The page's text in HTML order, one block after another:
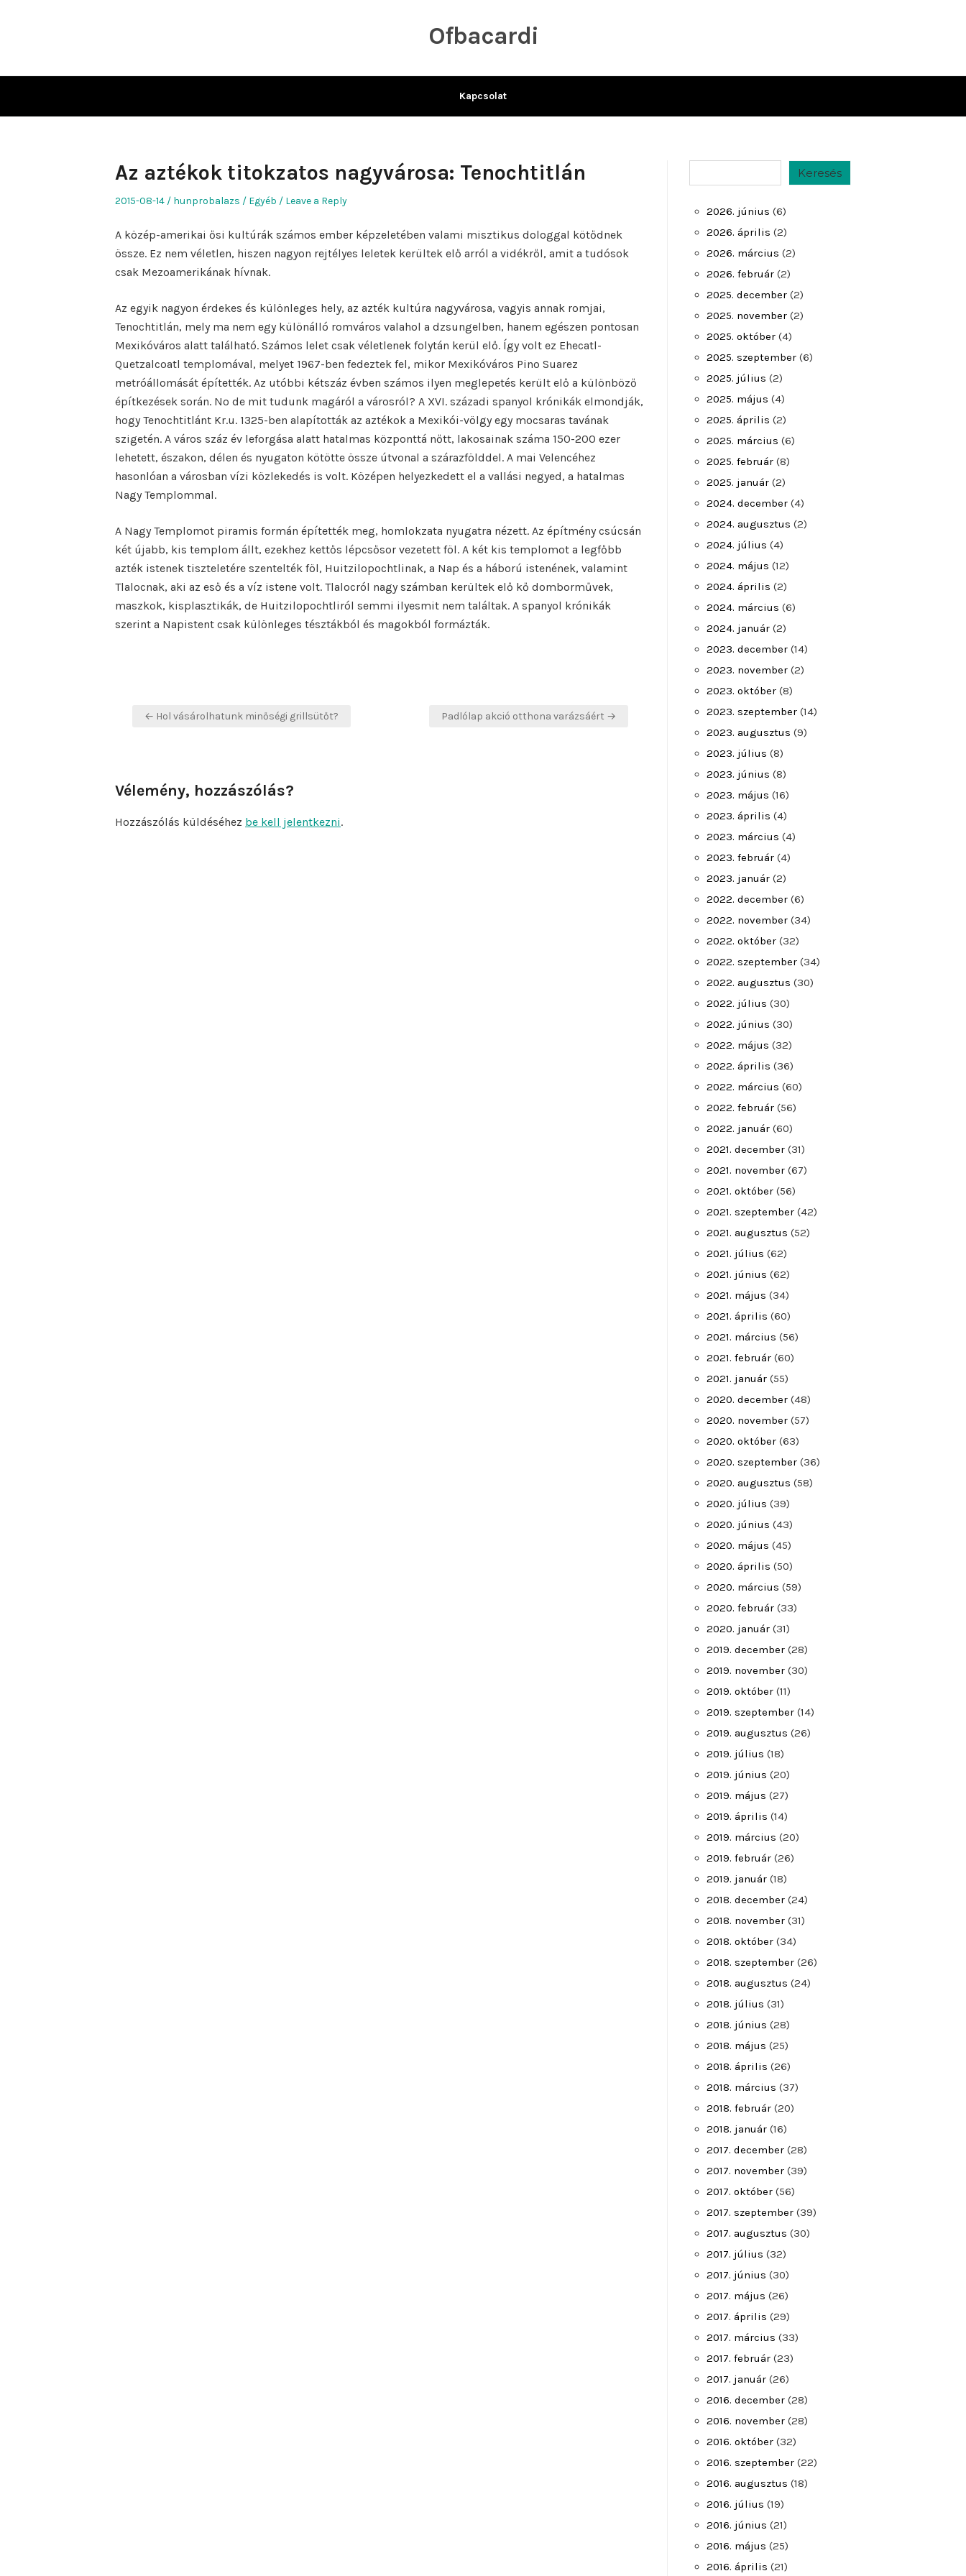
Ofbacardi
Kapcsolat
Az aztékok titokzatos nagyvárosa: Tenochtitlán
Posted
2015-08-14 Author
hunprobalazs
Posted
Egyéb Leave a Reply
A közép-amerikai ősi kultúrák számos ember képzeletében valami misztikus dologgal kötődnek
össze. Ez nem véletlen, hiszen nagyon rejtélyes leletek kerültek elő arról a vidékről, amit a tudósok
csak Mezoamerikának hívnak.
Az egyik nagyon érdekes és különleges hely, az azték kultúra nagyvárosa, vagyis annak romjai,
Tenochtitlán, mely ma nem egy különálló romváros valahol a dzsungelben, hanem egészen pontosan
Mexikóváros alatt található. Számos lelet csak véletlenek folytán kerül elő. Így volt ez Ehecatl-
Quetzalcoatl templomával, melyet 1967-ben fedeztek fel, mikor Mexikóváros Pino Suarez
metróállomását építették. Az utóbbi kétszáz évben számos ilyen meglepetés került elő a különböző
építkezések során. No de mit tudunk magáról a városról? A XVI. századi spanyol krónikák elmondják,
hogy Tenochtitlánt Kr.u. 1325-ben alapították az aztékok a Mexikói-völgy egy mocsaras tavának
szigetén. A város száz év leforgása alatt hatalmas központtá nőtt, lakosainak száma 150-200 ezer
lehetett, északon, délen és nyugaton kötötte össze útvonal a szárazfölddel. A mai Velencéhez
hasonlóan a városban vízi közlekedés is volt. Középen helyezkedett el a vallási negyed, a hatalmas
Nagy Templommal.
A Nagy Templomot piramis formán építették meg, homlokzata nyugatra nézett. Az építmény csúcsán
két újabb, kis templom állt, ezekhez kettős lépcsősor vezetett föl. A két kis templomot a legfőbb
azték istenek tiszteletére szentelték föl, Huitzilopochtlinak, a Nap és a háború istenének, valamint
Tlalocnak, aki az eső és a víz istene volt. Tlalocról nagy számban kerültek elő kő domborművek,
maszkok, kisplasztikák, de Huitzilopochtliról semmi ilyesmit nem találtak. A spanyol krónikák
szerint a Napistent csak különleges tésztákból és magokból formázták.
Bejegyzés
← Hol vásárolhatunk minőségi grillsütőt? Padlólap akció otthona varázsáért →
Vélemény, hozzászólás?
Hozzászólás küldéséhez be kell jelentkezni.
Keresés
2026. június (6)
2026. április (2)
2026. március (2)
2026. február (2)
2025. december (2)
2025. november (2)
2025. október (4)
2025. szeptember (6)
2025. július (2)
2025. május (4)
2025. április (2)
2025. március (6)
2025. február (8)
2025. január (2)
2024. december (4)
2024. augusztus (2)
2024. július (4)
2024. május (12)
2024. április (2)
2024. március (6)
2024. január (2)
2023. december (14)
2023. november (2)
2023. október (8)
2023. szeptember (14)
2023. augusztus (9)
2023. július (8)
2023. június (8)
2023. május (16)
2023. április (4)
2023. március (4)
2023. február (4)
2023. január (2)
2022. december (6)
2022. november (34)
2022. október (32)
2022. szeptember (34)
2022. augusztus (30)
2022. július (30)
2022. június (30)
2022. május (32)
2022. április (36)
2022. március (60)
2022. február (56)
2022. január (60)
2021. december (31)
2021. november (67)
2021. október (56)
2021. szeptember (42)
2021. augusztus (52)
2021. július (62)
2021. június (62)
2021. május (34)
2021. április (60)
2021. március (56)
2021. február (60)
2021. január (55)
2020. december (48)
2020. november (57)
2020. október (63)
2020. szeptember (36)
2020. augusztus (58)
2020. július (39)
2020. június (43)
2020. május (45)
2020. április (50)
2020. március (59)
2020. február (33)
2020. január (31)
2019. december (28)
2019. november (30)
2019. október (11)
2019. szeptember (14)
2019. augusztus (26)
2019. július (18)
2019. június (20)
2019. május (27)
2019. április (14)
2019. március (20)
2019. február (26)
2019. január (18)
2018. december (24)
2018. november (31)
2018. október (34)
2018. szeptember (26)
2018. augusztus (24)
2018. július (31)
2018. június (28)
2018. május (25)
2018. április (26)
2018. március (37)
2018. február (20)
2018. január (16)
2017. december (28)
2017. november (39)
2017. október (56)
2017. szeptember (39)
2017. augusztus (30)
2017. július (32)
2017. június (30)
2017. május (26)
2017. április (29)
2017. március (33)
2017. február (23)
2017. január (26)
2016. december (28)
2016. november (28)
2016. október (32)
2016. szeptember (22)
2016. augusztus (18)
2016. július (19)
2016. június (21)
2016. május (25)
2016. április (21)